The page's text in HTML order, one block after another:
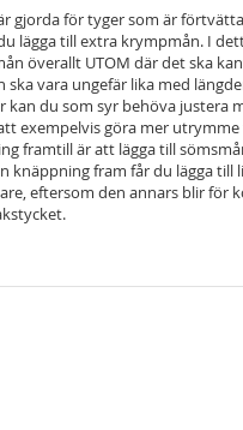
gjorda för tyger som är
lägga till extra krympmån. I
överallt UTOM där det ska
ska vara ungefär lika med
kan du som syr behöva justera
exempelvis göra mer
framtill är att lägga till
knäppning fram får du lägga till
eftersom den annars blir för